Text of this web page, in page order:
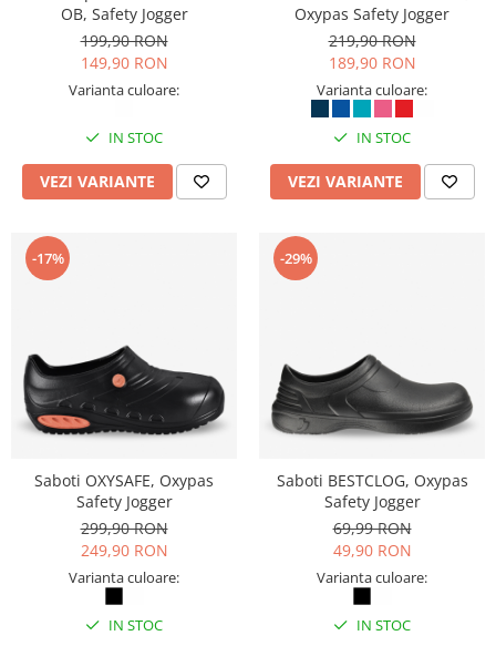
Suporturi si huse telefoane &
Periferice PC si accesorii
Ergnonomice
Casti
Laminatoare
Folii laminare
Ghilotine și Trimmere
Calculatoare de birou
Distrugatoare documente
Scaune, birouri si produse
ergonomice
Masini de legat, indosariat si
accesorii
Protocol si HORECA
Apa si bauturi racoritoare
OB, Safety Jogger
199,90 RON
149,90 RON
Varianta culoare:
IN STOC
VEZI VARIANTE
Oxypas Safety Jogger
219,90 RON
189,90 RON
Varianta culoare:
IN STOC
VEZI VARIANTE
-17%
Saboti OXYSAFE, Oxypas
Safety Jogger
299,90 RON
249,90 RON
Varianta culoare:
IN STOC
-29%
Saboti BESTCLOG, Oxypas
Safety Jogger
69,99 RON
49,90 RON
Varianta culoare:
IN STOC